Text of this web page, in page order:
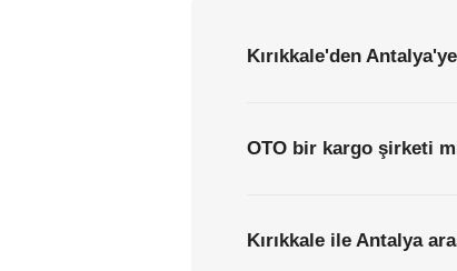
Kırıkkale'den
OTO bir kargo şirketi
Kırıkkale ile Antalya